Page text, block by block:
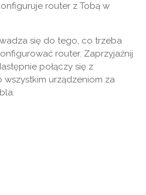
router z Tobą w
się do tego, co trzeba
router. Zaprzyjaźnij
połączy się z
urządzeniom za